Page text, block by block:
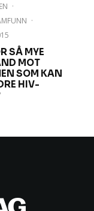
·
·
SÅ MYE
MOT
SOM KAN
HIV-